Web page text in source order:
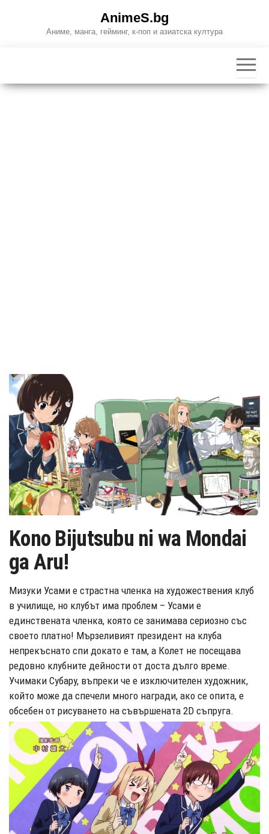
AnimeS.bg
Аниме, манга, гейминг, к-поп и азиатска култура
Kono Bijutsubu ni wa Mondai
ga Aru!
Мизуки Усами е страстна членка на художествения клуб
в училище, но клубът има проблем – Усами е
единствената членка, която се занимава сериозно със
своето платно! Мързеливият президент на клуба
непрекъснато спи докато е там, а Колет не посещава
редовно клубните дейности от доста дълго време.
Учимаки Субару, въпреки че е изключителен художник,
който може да спечели много награди, ако се опита, е
обсебен от рисуването на съвършената 2D съпруга.